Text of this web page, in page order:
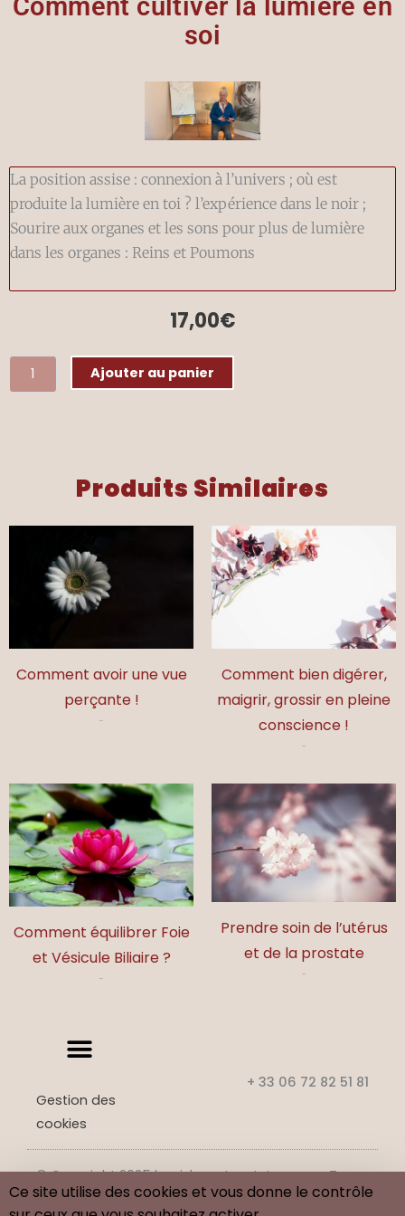
Comment cultiver la lumière en
soi
La position assise : connexion à l’univers ; où est
produite la lumière en toi ? l’expérience dans le noir ;
Sourire aux organes et les sons pour plus de lumière
dans les organes : Reins et Poumons
17,00€
quantité
de
soi
Ajouter au panier
Produits Similaires
Comment avoir une vue
perçante !
Comment bien digérer,
maigrir, grossir en pleine
conscience !
Comment équilibrer Foie
et Vésicule Biliaire ?
Prendre soin de l’utérus
et de la prostate
Gestion des
cookies
+ 33 06 72 82 51 81
© Copyright 2025 benj-beaute-et-tao.com. Tous
droits réservés.
Ce site utilise des cookies et vous donne le contrôle